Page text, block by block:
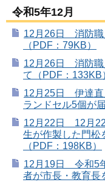
令和5年12月
12月26日 消防職
（PDF：79KB）
12月26日 消防職
て（PDF：133KB
12月25日 伊達直
ランドセル5個が
12月22日 12月22
生が作製した門松
（PDF：198KB）
12月19日 令和5
者が市長・教育長